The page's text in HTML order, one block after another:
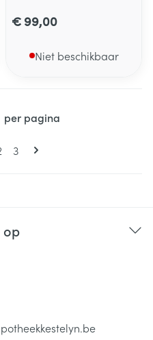
€ 99,00
Niet beschikbaar
momenteel pagina
Pagina
3
per pagina
op